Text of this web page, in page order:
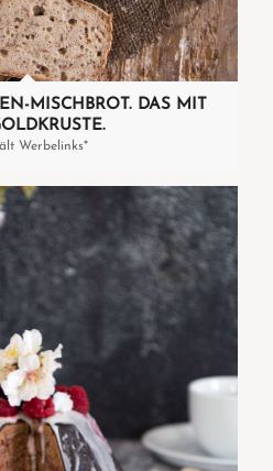
MISCHBROT. DAS MIT
Werbelinks*